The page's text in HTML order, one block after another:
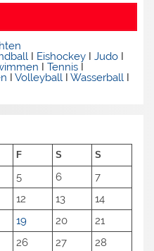
I Eishockey IJudo I
ITennis I
IVolleyball IWasserball I
F S S
5 6
7
12 13
14
19 20
21
26 27 28